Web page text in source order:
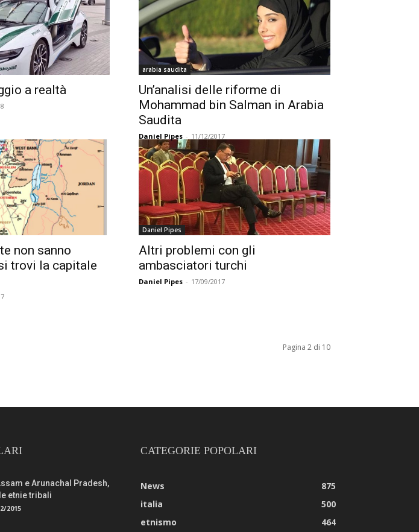
a realtà
arabia saudita
Un’analisi delle riforme di
Mohammad bin Salman in Arabia
Saudita
Daniel Pipes - 11/12/2017
non sanno
trovi la capitale
Daniel Pipes
Altri problemi con gli
ambasciatori turchi
Daniel Pipes - 17/09/2017
Pagina 2 di 10
e Arunachal Pradesh,
etnie tribali
2015
CATEGORIE POPOLARI
News
875
italia
500
etnismo
464